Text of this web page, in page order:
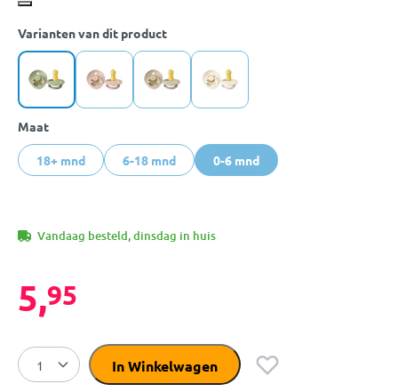
Varianten van dit product
Maat
18+ mnd 6-18 mnd 0-6 mnd
Vandaag besteld, dinsdag in huis
5,95
In Winkelwagen